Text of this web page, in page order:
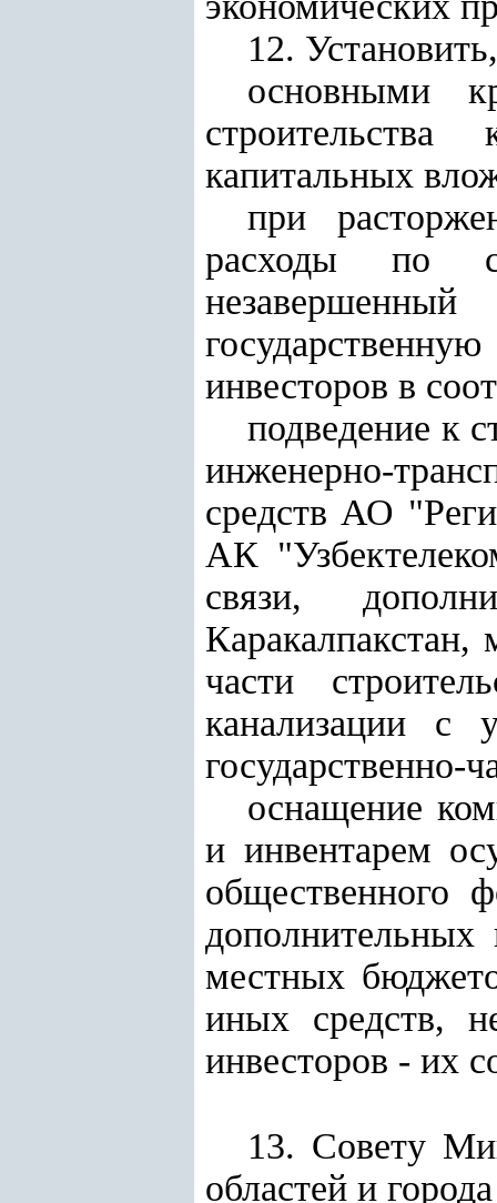
12.
основными
капитальных
при
расходы по
инвесторов в
подведение к
инженерно-
средств АО
АК
связи,
части
канализации с
государственно-
оснащение
и инвентарем
общественного
дополнительных
местных
иных средств,
инвесторов - их
13. Совету
областей и